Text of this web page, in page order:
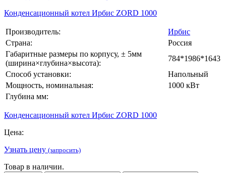
Конденсационный котел Ирбис ZORD 1000
Производитель:
Ирбис
Страна:
Россия
Габаритные размеры по корпусу, ± 5мм
(ширина×глубина×высота):
784*1986*1643
Способ установки:
Напольный
Мощность, номинальная:
1000 кВт
Глубина мм:
Конденсационный котел Ирбис ZORD 1000
Цена:
Узнать цену (запросить)
Товар в наличии.